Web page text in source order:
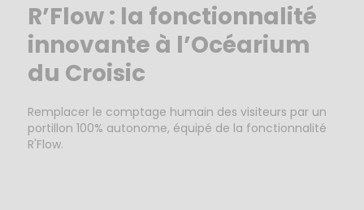
R’Flow : la fonctionnalité
innovante à l’Océarium
du Croisic
Remplacer le comptage humain des visiteurs par un
portillon 100% autonome, équipé de la fonctionnalité
R'Flow.